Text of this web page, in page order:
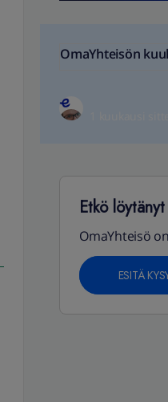
OmaYhteisön
Etkö
OmaYhteisö
ESITÄ